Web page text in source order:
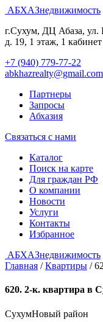
АБХАЗнедвижимость
г.Сухум, ДЦ Абаза, ул.
д. 19, 1 этаж, 1 кабинет
+7 (940) 779-77-22
abkhazrealty@gmail.com
Партнеры
Запросы
Абхазия
Связаться с нами
Каталог
Поиск на карте
Для граждан РФ
О компании
Новости
Услуги
Контакты
Избранное
АБХАЗнедвижимость
Главная /Квартиры /
620. 2-к. квартира в
СухумНовый район